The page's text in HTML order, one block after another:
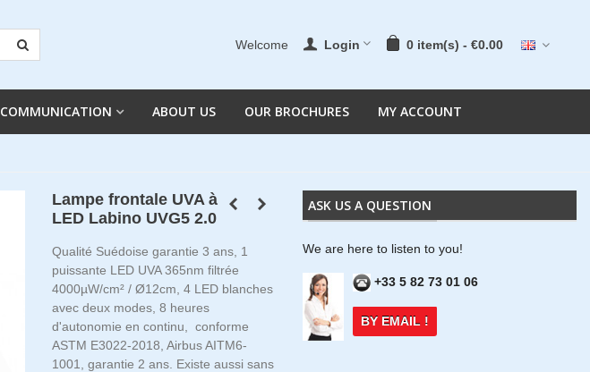
Welcome Login 0 item(s) - €0.00
COMMUNICATION ABOUT US OUR BROCHURES MY ACCOUNT
ASK US A QUESTION
We are here to listen to you!
+33 5 82 73 01 06
BY EMAIL !
Lampe frontale UVA à
LED Labino UVG5 2.0
Qualité Suédoise garantie 3 ans, 1
puissante LED UVA 365nm filtrée
4000µW/cm² / Ø12cm, 4 LED blanches
avec deux modes, 8 heures
d'autonomie en continu, conforme
ASTM E3022-2018, Airbus AITM6-
1001, garantie 2 ans. Existe aussi sans